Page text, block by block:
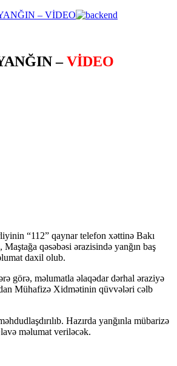
–VİDEO
“112” qaynar telefon xəttinə Bakı
qəsəbəsi ərazisində yanğın baş
daxil olub.
görə, məlumatla əlaqədar dərhal əraziyə
Mühafizə Xidmətinin qüvvələri cəlb
Hazırda yanğınla mübarizə
məlumat veriləcək.